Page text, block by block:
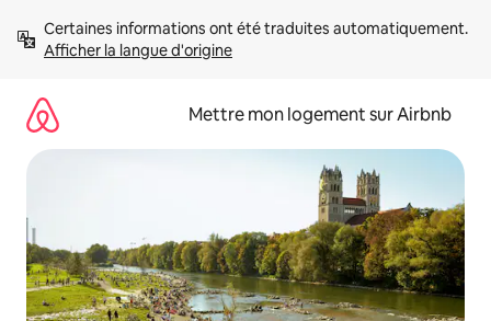
directement
Afficher la langue d'origine
Mettre mon logement sur Airbnb